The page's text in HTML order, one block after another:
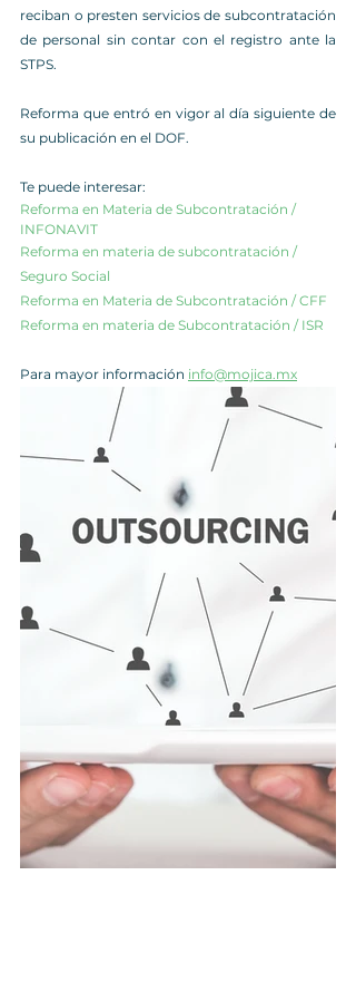
reciban o presten servicios de subcontratación
de personal sin contar con el registro ante la
STPS.
Reforma que entró en vigor al día siguiente de
su publicación en el DOF.
Te puede interesar:
Reforma en Materia de Subcontratación /
INFONAVIT
Reforma en materia de subcontratación /
Seguro Social
Reforma en Materia de Subcontratación / CFF
Reforma en materia de Subcontratación / ISR
Para mayor información info@mojica.mx